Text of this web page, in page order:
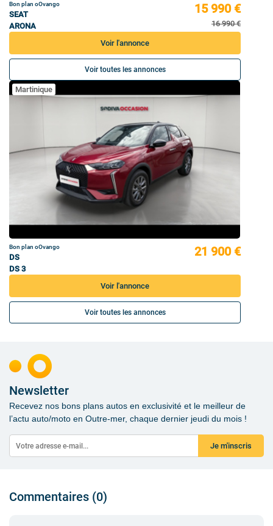
Bon plan oOvango
SEAT
ARONA
15 990 €
16 990 €
Voir l'annonce
Voir toutes les annonces
Martinique
Bon plan oOvango
DS
DS 3
21 900 €
Voir l'annonce
Voir toutes les annonces
Newsletter
Recevez nos bons plans autos en exclusivité et le meilleur de
l’actu auto/moto en Outre-mer, chaque dernier jeudi du mois !
Je m'inscris
Commentaires (0)